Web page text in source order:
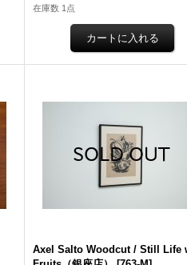
在庫数 1点
Axel Salto Woodcut / Still Life